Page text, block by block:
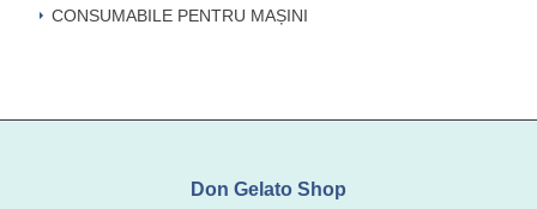
CONSUMABILE PENTRU MAȘINI
Don Gelato Shop